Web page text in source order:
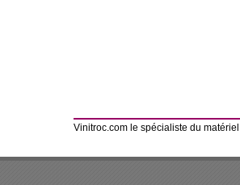
Vinitroc.com le spécialiste du